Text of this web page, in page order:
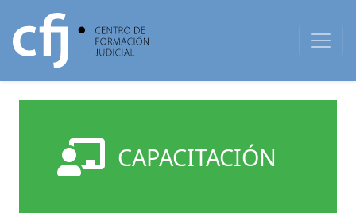
CAPACITACIÓN